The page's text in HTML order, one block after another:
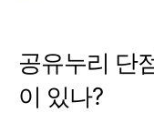
공유누리 단
이 있나?